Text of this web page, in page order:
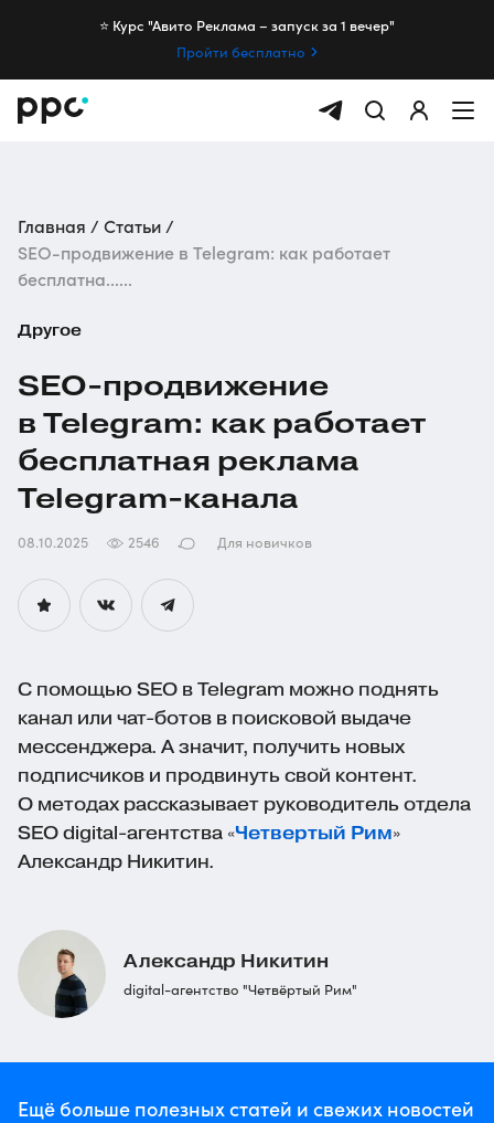
⭐️ Курс "Авито Реклама – запуск за 1 вечер"
Пройти бесплатно
Главная
Статьи
SEO-продвижение в Telegram: как работает
бесплатна......
Другое
SEO-продвижение
в Telegram: как работает
бесплатная реклама
Telegram-канала
08.10.2025 2546 Для новичков
С помощью SEO в Telegram можно поднять
канал или чат-ботов в поисковой выдаче
мессенджера. А значит, получить новых
подписчиков и продвинуть свой контент.
О методах рассказывает руководитель отдела
SEO digital-агентства «Четвертый Рим»
Александр Никитин.
Александр Никитин
digital-агентство "Четвёртый Рим"
Ещё больше полезных статей и свежих новостей